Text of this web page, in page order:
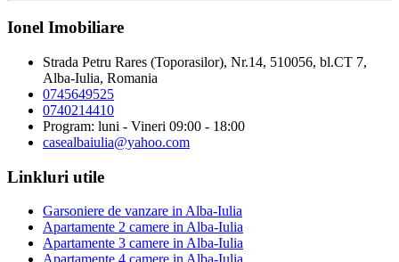
Ionel Imobiliare
Strada Petru Rares (Toporasilor), Nr.14, 510056, bl.CT 7,
Alba-Iulia, Romania
0745649525
0740214410
Program: luni - Vineri 09:00 - 18:00
casealbaiulia@yahoo.com
Linkluri utile
Garsoniere de vanzare in Alba-Iulia
Apartamente 2 camere in Alba-Iulia
Apartamente 3 camere in Alba-Iulia